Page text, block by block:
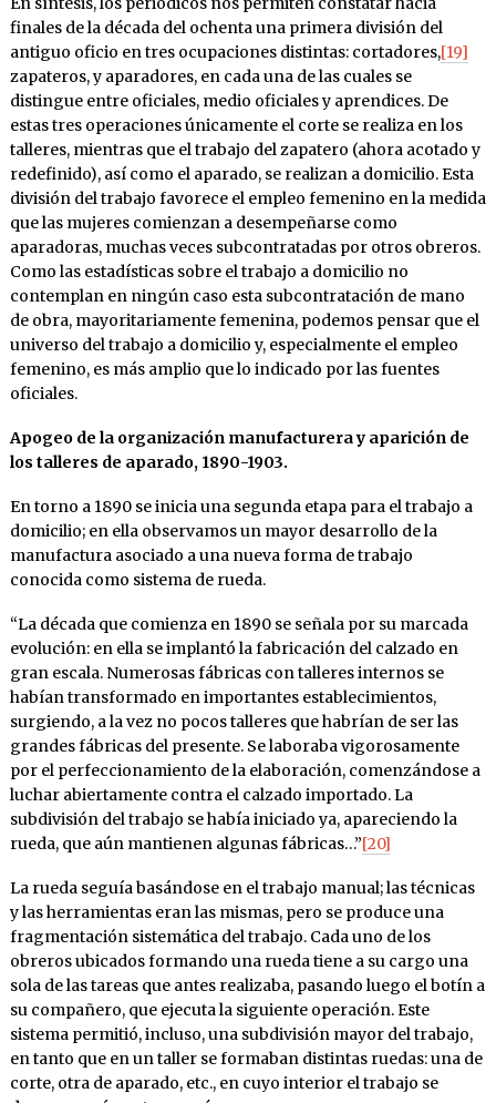
finales de la década del ochenta una primera división del
antiguo oficio en tres ocupaciones distintas: cortadores,[19]
zapateros, y aparadores, en cada una de las cuales se
distingue entre oficiales, medio oficiales y aprendices. De
estas tres operaciones únicamente el corte se realiza en los
talleres, mientras que el trabajo del zapatero (ahora acotado y
redefinido), así como el aparado, se realizan a domicilio. Esta
división del trabajo favorece el empleo femenino en la medida
que las mujeres comienzan a desempeñarse como
aparadoras, muchas veces subcontratadas por otros obreros.
Como las estadísticas sobre el trabajo a domicilio no
contemplan en ningún caso esta subcontratación de mano
de obra, mayoritariamente femenina, podemos pensar que el
universo del trabajo a domicilio y, especialmente el empleo
femenino, es más amplio que lo indicado por las fuentes
oficiales.
Apogeo de la organización manufacturera y aparición de
los talleres de aparado, 1890-1903.
En torno a 1890 se inicia una segunda etapa para el trabajo a
domicilio; en ella observamos un mayor desarrollo de la
manufactura asociado a una nueva forma de trabajo
conocida como sistema de rueda.
“La década que comienza en 1890 se señala por su marcada
evolución: en ella se implantó la fabricación del calzado en
gran escala. Numerosas fábricas con talleres internos se
habían transformado en importantes establecimientos,
surgiendo, a la vez no pocos talleres que habrían de ser las
grandes fábricas del presente. Se laboraba vigorosamente
por el perfeccionamiento de la elaboración, comenzándose a
luchar abiertamente contra el calzado importado. La
subdivisión del trabajo se había iniciado ya, apareciendo la
rueda, que aún mantienen algunas fábricas…”[20]
La rueda seguía basándose en el trabajo manual; las técnicas
y las herramientas eran las mismas, pero se produce una
fragmentación sistemática del trabajo. Cada uno de los
obreros ubicados formando una rueda tiene a su cargo una
sola de las tareas que antes realizaba, pasando luego el botín a
su compañero, que ejecuta la siguiente operación. Este
sistema permitió, incluso, una subdivisión mayor del trabajo,
en tanto que en un taller se formaban distintas ruedas: una de
corte, otra de aparado, etc., en cuyo interior el trabajo se